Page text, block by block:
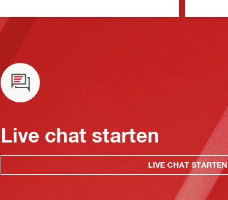
Live chat starten
LIVE CHAT STARTEN